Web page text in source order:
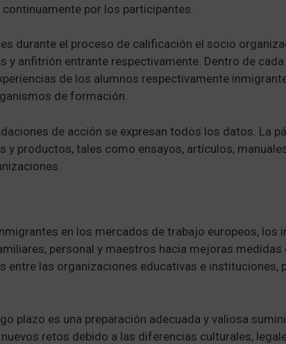
por los participantes.
durante el proceso de calificación el socio
y anfitrión entrante respectivamente. Dentro de
de los alumnos respectivamente
de formación.
de acción se expresan todos los datos. La
productos, tales como ensayos, artículos,
en los mercados de trabajo europeos, los
personal y maestros hacia mejoras medidas
entre las organizaciones educativas e instituciones,
plazo es una preparación adecuada y valiosa
retos debido a las diferencias culturales,